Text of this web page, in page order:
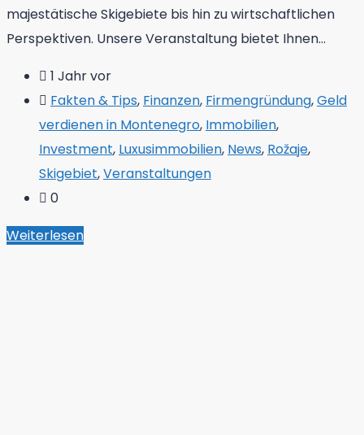
majestätische Skigebiete bis hin zu wirtschaftlichen
Perspektiven. Unsere Veranstaltung bietet Ihnen...
1 Jahr vor
Fakten & Tips, Finanzen, Firmengründung,Geld
verdienen in Montenegro, Immobilien,
Investment, Luxusimmobilien, News, Rožaje,
Skigebiet,Veranstaltungen
0
Weiterlesen